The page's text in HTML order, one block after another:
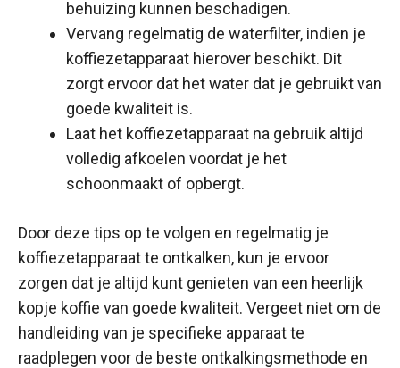
behuizing kunnen beschadigen.
Vervang regelmatig de waterfilter, indien je
koffiezetapparaat hierover beschikt. Dit
zorgt ervoor dat het water dat je gebruikt van
goede kwaliteit is.
Laat het koffiezetapparaat na gebruik altijd
volledig afkoelen voordat je het
schoonmaakt of opbergt.
Door deze tips op te volgen en regelmatig je
koffiezetapparaat te ontkalken, kun je ervoor
zorgen dat je altijd kunt genieten van een heerlijk
kopje koffie van goede kwaliteit. Vergeet niet om de
handleiding van je specifieke apparaat te
raadplegen voor de beste ontkalkingsmethode en